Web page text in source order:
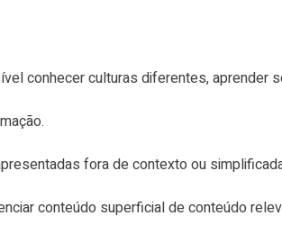
conhecer culturas diferentes, aprender
fora de contexto ou
conteúdo superficial de conteúdo